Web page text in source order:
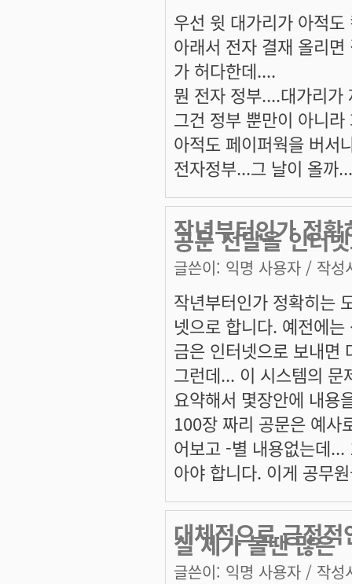
우선 윗 대가리가 아적
아래서 전자 결재 올리
가 허다한데....
뭔 전자 정부....대가리
그건 정부 뿐만이 아니
아적도 페이퍼웍을 버서
전자정부...그 날이 올까
작년부터인가 정
공문 전달을 인터
글쓴이: 익명 사용자 / 작성
작년부터인가 정확히는
넷으로 합니다. 예전에
금은 인터넷으로 보내면
그런데... 이 시스템의
요약해서 몇장안에 내용
100장 짜리 공문은 예사
어보고 -별 내용없는데
아야 합니다. 이게 공무
대체적으로 긍정
실 제가 볼땐 많은
글쓴이: 익명 사용자 / 작성